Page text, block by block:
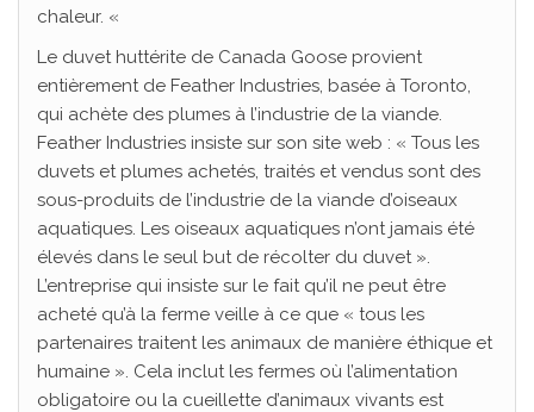
chaleur. «
Le duvet huttérite de Canada Goose provient
entièrement de Feather Industries, basée à Toronto,
qui achète des plumes à l’industrie de la viande.
Feather Industries insiste sur son site web : « Tous les
duvets et plumes achetés, traités et vendus sont des
sous-produits de l’industrie de la viande d’oiseaux
aquatiques. Les oiseaux aquatiques n’ont jamais été
élevés dans le seul but de récolter du duvet ».
L’entreprise qui insiste sur le fait qu’il ne peut être
acheté qu’à la ferme veille à ce que « tous les
partenaires traitent les animaux de manière éthique et
humaine ». Cela inclut les fermes où l’alimentation
obligatoire ou la cueillette d’animaux vivants est